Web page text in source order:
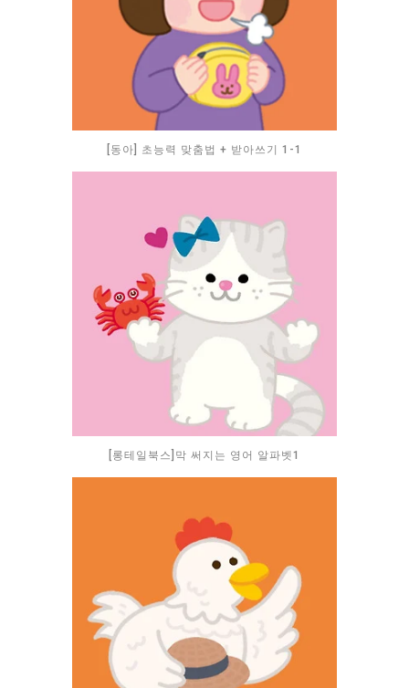
[동아] 초능력 맞춤법 + 받아쓰기 1-1
[롱테일북스]막 써지는 영어 알파벳1